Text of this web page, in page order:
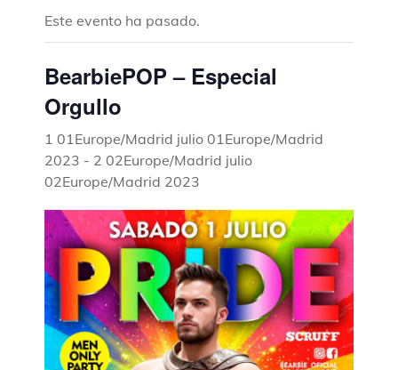
Este evento ha pasado.
BearbiePOP – Especial
Orgullo
1 01Europe/Madrid julio 01Europe/Madrid
2023 - 2 02Europe/Madrid julio
02Europe/Madrid 2023